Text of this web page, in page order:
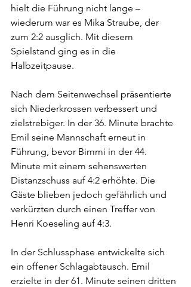
hielt die Führung nicht lange –
wiederum war es Mika Straube, der
zum 2:2 ausglich. Mit diesem
Spielstand ging es in die
Halbzeitpause.
Nach dem Seitenwechsel präsentierte
sich Niederkrossen verbessert und
zielstrebiger. In der 36. Minute brachte
Emil seine Mannschaft erneut in
Führung, bevor Bimmi in der 44.
Minute mit einem sehenswerten
Distanzschuss auf 4:2 erhöhte. Die
Gäste blieben jedoch gefährlich und
verkürzten durch einen Treffer von
Henri Koeseling auf 4:3.
In der Schlussphase entwickelte sich
ein offener Schlagabtausch. Emil
erzielte in der 61. Minute seinen dritten